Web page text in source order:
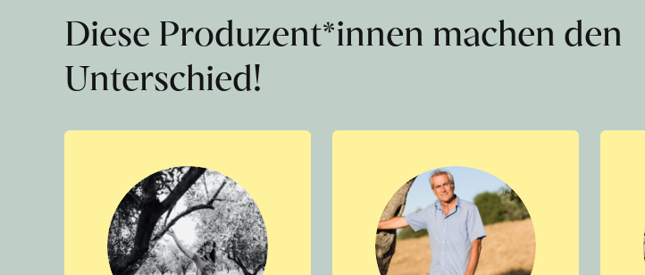
Diese Produzent*innen machen den
Unterschied!